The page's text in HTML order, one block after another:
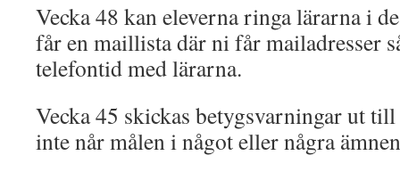
Vecka 48 kan eleverna ringa lärarna i
får en maillista där ni får mailadresser
telefontid med lärarna.
Vecka 45 skickas betygsvarningar ut
inte når målen i något eller några